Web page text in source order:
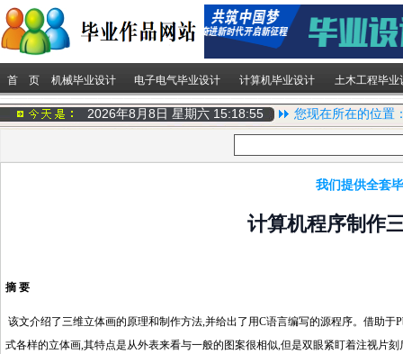
首 页 机械毕业设计 电子电气毕业设计 计算机毕业设计 土木工程毕业
2026年8月8日 星期六 15:18:55 您现在所在的位置
我们提供全套
计算机程序制作
摘 要
该文介绍了三维立体画的原理和制作方法,并给出了用C语言编写的源程序。借助
式各样的立体画,其特点是从外表来看与一般的图案很相似,但是双眼紧盯着注视